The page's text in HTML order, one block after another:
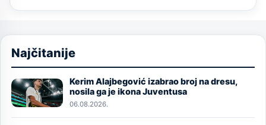
Najčitanije
Image
Kerim Alajbegović izabrao broj na dresu,
nosila ga je ikona Juventusa
06.08.2026.